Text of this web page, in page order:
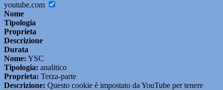
youtube.com
Nome
Tipologia
Proprieta
Descrizione
Durata
Nome: YSC
Tipologia: analitico
Proprieta: Terza-parte
Descrizione: Questo cookie è impostato da YouTube per tenere